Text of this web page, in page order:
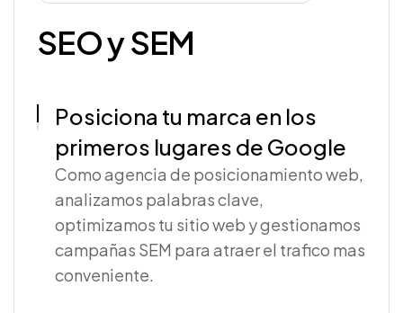
SEO y SEM
Posiciona tu marca en los
primeros lugares de Google
Como agencia de posicionamiento web,
analizamos palabras clave,
optimizamos tu sitio web y gestionamos
campañas SEM para atraer el trafico mas
conveniente.